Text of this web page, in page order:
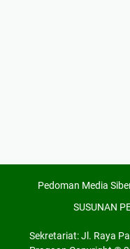
Pedoman Media
SUSUNAN
Sekretariat: Jl. Raya